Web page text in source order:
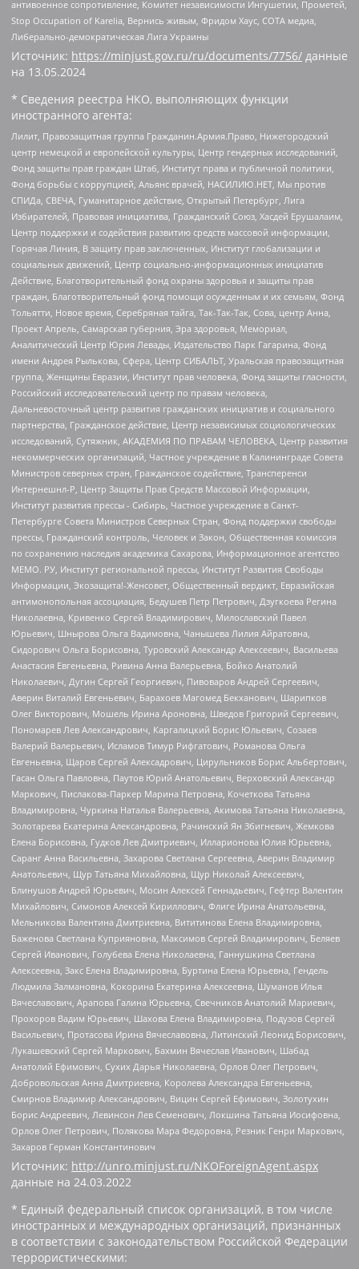
антивоенное сопротивление, Комитет независимости Ингушетии, Прометей,
Stop Occupation of Karelia, Вернись живым, Фридом Хаус, СОТА медиа,
Либерально-демократическая Лига Украины
Источник: https://minjust.gov.ru/ru/documents/7756/ данные
на 13.05.2024
* Сведения реестра НКО, выполняющих функции
иностранного агента:
Лилит, Правозащитная группа Гражданин.Армия.Право, Нижегородский
центр немецкой и европейской культуры, Центр гендерных исследований,
Фонд защиты прав граждан Штаб, Институт права и публичной политики,
Фонд борьбы с коррупцией, Альянс врачей, НАСИЛИЮ.НЕТ, Мы против
СПИДа, СВЕЧА, Гуманитарное действие, Открытый Петербург, Лига
Избирателей, Правовая инициатива, Гражданский Союз, Хасдей Ерушалаим,
Центр поддержки и содействия развитию средств массовой информации,
Горячая Линия, В защиту прав заключенных, Институт глобализации и
социальных движений, Центр социально-информационных инициатив
Действие, Благотворительный фонд охраны здоровья и защиты прав
граждан, Благотворительный фонд помощи осужденным и их семьям, Фонд
Тольятти, Новое время, Серебряная тайга, Так-Так-Так, Сова, центр Анна,
Проект Апрель, Самарская губерния, Эра здоровья, Мемориал,
Аналитический Центр Юрия Левады, Издательство Парк Гагарина, Фонд
имени Андрея Рылькова, Сфера, Центр СИБАЛЬТ, Уральская правозащитная
группа, Женщины Евразии, Институт прав человека, Фонд защиты гласности,
Российский исследовательский центр по правам человека,
Дальневосточный центр развития гражданских инициатив и социального
партнерства, Гражданское действие, Центр независимых социологических
исследований, Сутяжник, АКАДЕМИЯ ПО ПРАВАМ ЧЕЛОВЕКА, Центр развития
некоммерческих организаций, Частное учреждение в Калининграде Совета
Министров северных стран, Гражданское содействие, Трансперенси
Интернешнл-Р, Центр Защиты Прав Средств Массовой Информации,
Институт развития прессы - Сибирь, Частное учреждение в Санкт-
Петербурге Совета Министров Северных Стран, Фонд поддержки свободы
прессы, Гражданский контроль, Человек и Закон, Общественная комиссия
по сохранению наследия академика Сахарова, Информационное агентство
МЕМО. РУ, Институт региональной прессы, Институт Развития Свободы
Информации, Экозащита!-Женсовет, Общественный вердикт, Евразийская
антимонопольная ассоциация, Бедушев Петр Петрович, Дзугкоева Регина
Николаевна, Кривенко Сергей Владимирович, Милославский Павел
Юрьевич, Шнырова Ольга Вадимовна, Чанышева Лилия Айратовна,
Сидорович Ольга Борисовна, Туровский Александр Алексеевич, Васильева
Анастасия Евгеньевна, Ривина Анна Валерьевна, Бойко Анатолий
Николаевич, Дугин Сергей Георгиевич, Пивоваров Андрей Сергеевич,
Аверин Виталий Евгеньевич, Барахоев Магомед Бекханович, Шарипков
Олег Викторович, Мошель Ирина Ароновна, Шведов Григорий Сергеевич,
Пономарев Лев Александрович, Каргалицкий Борис Юльевич, Созаев
Валерий Валерьевич, Исламов Тимур Рифгатович, Романова Ольга
Евгеньевна, Щаров Сергей Алексадрович, Цирульников Борис Альбертович,
Гасан Ольга Павловна, Паутов Юрий Анатольевич, Верховский Александр
Маркович, Пислакова-Паркер Марина Петровна, Кочеткова Татьяна
Владимировна, Чуркина Наталья Валерьевна, Акимова Татьяна Николаевна,
Золотарева Екатерина Александровна, Рачинский Ян Збигневич, Жемкова
Елена Борисовна, Гудков Лев Дмитриевич, Илларионова Юлия Юрьевна,
Саранг Анна Васильевна, Захарова Светлана Сергеевна, Аверин Владимир
Анатольевич, Щур Татьяна Михайловна, Щур Николай Алексеевич,
Блинушов Андрей Юрьевич, Мосин Алексей Геннадьевич, Гефтер Валентин
Михайлович, Симонов Алексей Кириллович, Флиге Ирина Анатольевна,
Мельникова Валентина Дмитриевна, Вититинова Елена Владимировна,
Баженова Светлана Куприяновна, Максимов Сергей Владимирович, Беляев
Сергей Иванович, Голубева Елена Николаевна, Ганнушкина Светлана
Алексеевна, Закс Елена Владимировна, Буртина Елена Юрьевна, Гендель
Людмила Залмановна, Кокорина Екатерина Алексеевна, Шуманов Илья
Вячеславович, Арапова Галина Юрьевна, Свечников Анатолий Мариевич,
Прохоров Вадим Юрьевич, Шахова Елена Владимировна, Подузов Сергей
Васильевич, Протасова Ирина Вячеславовна, Литинский Леонид Борисович,
Лукашевский Сергей Маркович, Бахмин Вячеслав Иванович, Шабад
Анатолий Ефимович, Сухих Дарья Николаевна, Орлов Олег Петрович,
Добровольская Анна Дмитриевна, Королева Александра Евгеньевна,
Смирнов Владимир Александрович, Вицин Сергей Ефимович, Золотухин
Борис Андреевич, Левинсон Лев Семенович, Локшина Татьяна Иосифовна,
Орлов Олег Петрович, Полякова Мара Федоровна, Резник Генри Маркович,
Захаров Герман Константинович
Источник: http://unro.minjust.ru/NKOForeignAgent.aspx
данные на 24.03.2022
* Единый федеральный список организаций, в том числе
иностранных и международных организаций, признанных
в соответствии с законодательством Российской Федерации
террористическими: